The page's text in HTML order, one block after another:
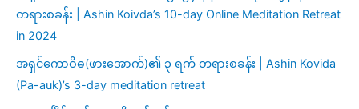
တရားစခန်း | Ashin Koivda’s 10-day Online Meditation Retreat
in 2024
အရှင်ကောဝိဓ(ဖားအောက်)၏ ၃ ရက် တရားစခန်း | Ashin Kovida
(Pa-auk)’s 3-day meditation retreat